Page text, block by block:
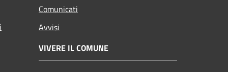
Comunicati
Avvisi
VIVERE IL COMUNE